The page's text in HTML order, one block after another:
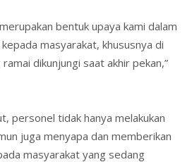
bentuk upaya kami dalam
masyarakat, khususnya di
dikunjungi saat akhir pekan,”
personel tidak hanya melakukan
juga menyapa dan memberikan
masyarakat yang sedang